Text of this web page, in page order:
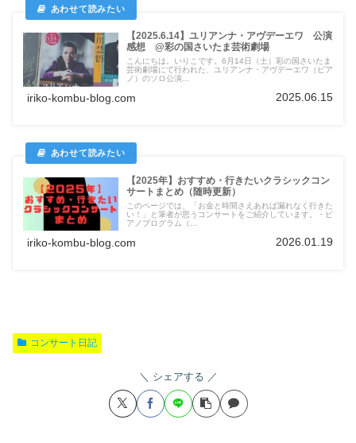
【2025.6.14】ユリアンナ・アヴデーエワ 公演
感想 @彩の国さいたま芸術劇場
こんにちは。いりこです。6月14日（土）彩の国さいたま
芸術劇場にて行われた、ユリアンナ・アヴデーエワ（ピア
ノ）のソロ公演...
iriko-kombu-blog.com 2025.06.15
【2025年】おすすめ・行きたいクラシックコン
サートまとめ（随時更新）
このページでは、「お金と時間さえあれば漏れなく行きた
い！」と筆者が思うコンサートをご紹介しています。・ピ
アノプログラム（...
iriko-kombu-blog.com 2026.01.19
コンサート日記
シェアする